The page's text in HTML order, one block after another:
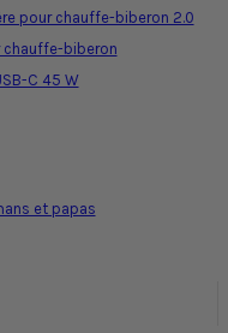
pour chauffe-biberon 2.0
chauffe-biberon
C 45 W
et papas